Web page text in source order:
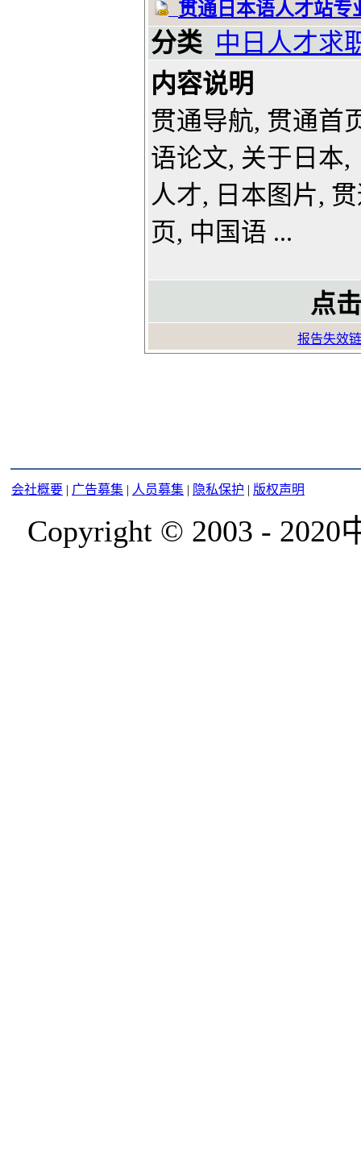
贯通日本语人才站专
分类 中日人才求
内容说明
贯通导航, 贯通首
语论文, 关于日本,
人才, 日本图片,
页, 中国语 ...
点
报告失效
会社概要 | 广告募集 | 人员募集 | 隐私保护 | 版权声明
Copyright © 2003 -